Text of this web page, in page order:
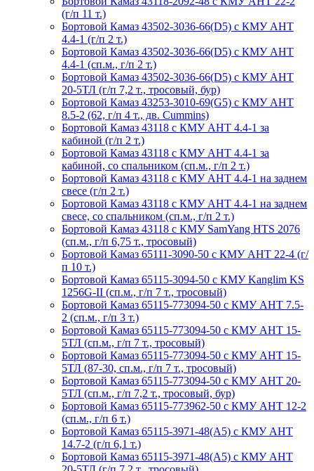
(г/п 11 т.)
Бортовой Камаз 43502-3036-66(D5) с КМУ АНТ
4.4-1 (г/п 2 т.)
Бортовой Камаз 43502-3036-66(D5) с КМУ АНТ
4.4-1 (сп.м., г/п 2 т.)
Бортовой Камаз 43502-3036-66(D5) с КМУ АНТ
20-5ТЛ (г/п 7,2 т., тросовый, бур)
Бортовой Камаз 43253-3010-69(G5) с КМУ АНТ
8.5-2 (62, г/п 4 т., дв. Cummins)
Бортовой Камаз 43118 с КМУ АНТ 4.4-1 за
кабиной (г/п 2 т.)
Бортовой Камаз 43118 с КМУ АНТ 4.4-1 за
кабиной, со спальником (сп.м., г/п 2 т.)
Бортовой Камаз 43118 с КМУ АНТ 4.4-1 на заднем
свесе (г/п 2 т.)
Бортовой Камаз 43118 с КМУ АНТ 4.4-1 на заднем
свесе, со спальником (сп.м., г/п 2 т.)
Бортовой Камаз 43118 c КМУ SamYang HTS 2076
(сп.м., г/п 6,75 т., тросовый)
Бортовой Камаз 65111-3090-50 с КМУ АНТ 22-4 (г/
п 10 т.)
Бортовой Камаз 65115-3094-50 с КМУ Kanglim KS
1256G-II (сп.м., г/п 7 т., тросовый)
Бортовой Камаз 65115-773094-50 с КМУ АНТ 7.5-
2 (сп.м., г/п 3 т.)
Бортовой Камаз 65115-773094-50 с КМУ АНТ 15-
5ТЛ (сп.м., г/п 7 т., тросовый)
Бортовой Камаз 65115-773094-50 с КМУ АНТ 15-
5ТЛ (87-30, сп.м., г/п 7 т., тросовый)
Бортовой Камаз 65115-773094-50 с КМУ АНТ 20-
5ТЛ (сп.м., г/п 7,2 т., тросовый, бур)
Бортовой Камаз 65115-773962-50 с КМУ АНТ 12-2
(сп.м., г/п 6 т.)
Бортовой Камаз 65115-3971-48(A5) с КМУ АНТ
14.7-2 (г/п 6,1 т.)
Бортовой Камаз 65115-3971-48(A5) с КМУ АНТ